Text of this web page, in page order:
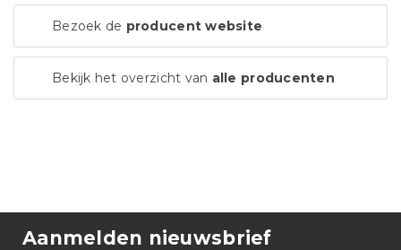
Bezoek de producent website
Bekijk het overzicht van alle producenten
Aanmelden nieuwsbrief